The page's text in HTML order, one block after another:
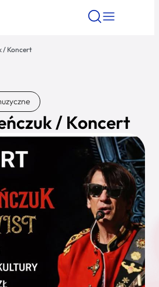
Wyszukaj
/ Koncert
/ Koncert